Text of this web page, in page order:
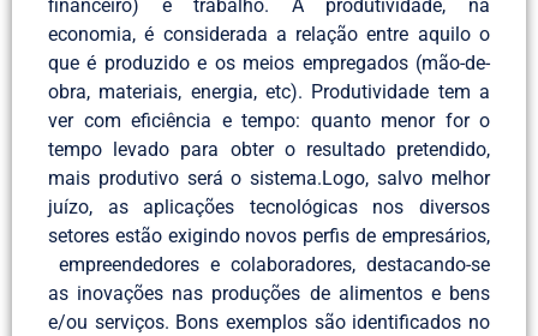
financeiro) e trabalho. A produtividade, na
economia, é considerada a relação entre aquilo o
que é produzido e os meios empregados (mão-de-
obra, materiais, energia, etc). Produtividade tem a
ver com eficiência e tempo: quanto menor for o
tempo levado para obter o resultado pretendido,
mais produtivo será o sistema.Logo, salvo melhor
juízo, as aplicações tecnológicas nos diversos
setores estão exigindo novos perfis de empresários,
empreendedores e colaboradores, destacando-se
as inovações nas produções de alimentos e bens
e/ou serviços. Bons exemplos são identificados no